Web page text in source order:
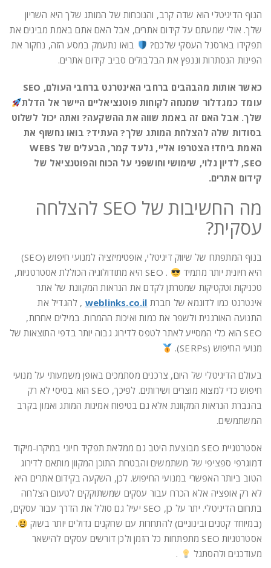
הנוף הדיגיטלי הוא שדה קרב, והנוכחות של המותג שלך היא השריון
שלך. אולי שמעתם על קידום אתרים, אבל האם אתם באמת מבינים את
תפקידו בארסנל העסקי שלכם?
בואו נתעמק במסע הזה, נחקור את
הפינות הנסתרות וננפץ את הבלבולים סביב קידום אתרים.
כאשר אותות מהבהבים ברחבי האינטרנט ברחבי העולם, SEO
עומד כמגדלור שמנחה לקוחות פוטנציאליים היישר אל הדלת
שלך. אבל האם זה באמת שווה את ההשקעה? ואתה יכול לשלוט
בסודות שלה להצלחת המותג שלך? העתיד? בואו נחשוף את
האמת ביחד! הצטרפו אליי, גלעד קמר, הבעלים של WEBS
SEO, לדיון גלוי, שימושי וחושפני על הכוח והפוטנציאל של
קידום אתרים.
מה החשיבות של SEO להצלחה
עסקית?
בנוף המתפתח של שיווק דיגיטלי, אופטימיזציה למנועי חיפוש (SEO)
היא חיונית יותר מתמיד
. SEO היא מתודולוגיה הכוללת אסטרטגיות,
טכניקות וטקטיקות שמטרתן לקדם את הנראות המקוונת של אתר
אינטרנט כמו לדוגמא של חברת weblinks.co.il , להגדיל את
התנועה האורגנית ולשפר את כמות ואיכות ההמרות. במילים אחרות,
SEO הוא כלי המסייע לאתר לטפס לדירוג גבוה יותר בדפי התוצאות של
מנועי החיפוש (SERPs).
בעולם הדיגיטלי של היום, צרכנים מסתמכים באופן משמעותי על מנועי
חיפוש כדי למצוא מוצרים ושירותים. לפיכך, SEO הוא בסיסי לא רק
בהגברת הנראות המקוונת אלא גם בטיפוח אמינות המותג ואמון בקרב
המשתמשים.
אסטרטגיית SEO מבוצעת היטב גם ממלאת תפקיד חיוני במיקרו-מיקוד
דמוגרפי ספציפי של משתמשים והבטחת התוכן המקוון מותאם לדירוג
הטוב ביותר האפשרי במנועי החיפוש. לכן, השקעה בקידום אתרים היא
לא רק אופציה אלא הכרח עבור עסקים שמשתוקקים לטעום הצלחה
בתחום הדיגיטלי. יתר על כן, SEO יעיל גם סולל את הדרך עבור עסקים,
(במיוחד קטנים ובינוניים) להתחרות עם שחקנים גדולים יותר בשוק
.
אסטרטגיות SEO מתפתחות כל הזמן ולכן דורשים עסקים להישאר
מעודכנים ולהסתגל
.